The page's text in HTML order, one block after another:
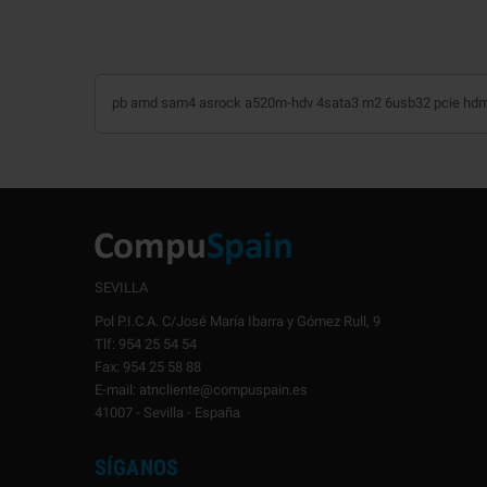
pb amd sam4 asrock a520m-hdv 4sata3 m2 6usb32 pcie
SEVILLA
Pol P.I.C.A. C/José María Ibarra y Gómez Rull, 9
Tlf: 954 25 54 54
Fax: 954 25 58 88
E-mail: atncliente@compuspain.es
41007 - Sevilla - España
SÍGANOS